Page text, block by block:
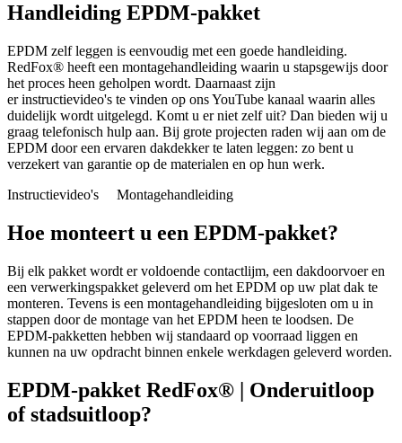
Handleiding EPDM-pakket
EPDM zelf leggen is eenvoudig met een goede handleiding.
RedFox® heeft een montagehandleiding waarin u stapsgewijs door
het proces heen geholpen wordt. Daarnaast zijn
er instructievideo's te vinden op ons YouTube kanaal waarin alles
duidelijk wordt uitgelegd. Komt u er niet zelf uit? Dan bieden wij u
graag telefonisch hulp aan. Bij grote projecten raden wij aan om de
EPDM door een ervaren dakdekker te laten leggen: zo bent u
verzekert van garantie op de materialen en op hun werk.
Instructievideo's Montagehandleiding
Hoe monteert u een EPDM-pakket?
Bij elk pakket wordt er voldoende contactlijm, een dakdoorvoer en
een verwerkingspakket geleverd om het EPDM op uw plat dak te
monteren. Tevens is een montagehandleiding bijgesloten om u in
stappen door de montage van het EPDM heen te loodsen. De
EPDM-pakketten hebben wij standaard op voorraad liggen en
kunnen na uw opdracht binnen enkele werkdagen geleverd worden.
EPDM-pakket RedFox® | Onderuitloop
of stadsuitloop?